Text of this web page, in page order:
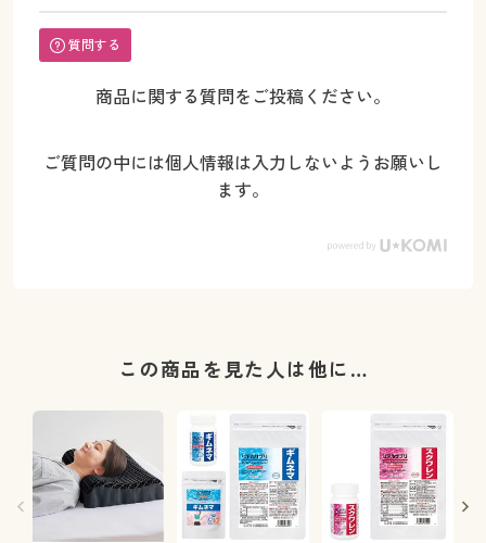
質問する
商品に関する質問をご投稿ください。
ご質問の中には個人情報は入力しないようお願いし
ます。
この商品を見た人は他に…